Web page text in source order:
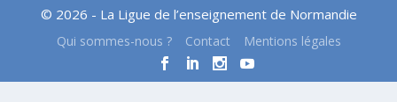
© 2026 - La Ligue de l’enseignement de Normandie
Qui sommes-nous ? Contact Mentions légales